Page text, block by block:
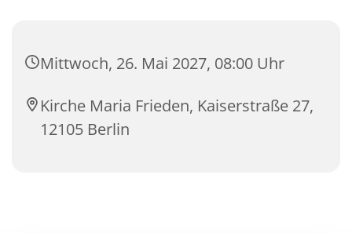
Mittwoch, 26. Mai 2027, 08:00 Uhr
Kirche Maria Frieden, Kaiserstraße 27,
12105 Berlin